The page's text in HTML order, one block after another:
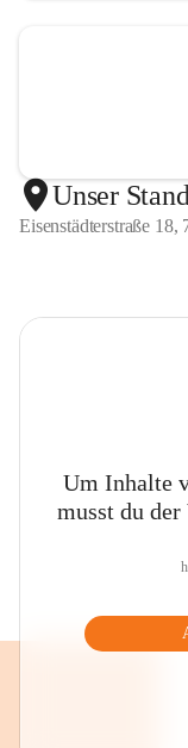
Unser
Eisenstädterstraße
Um Inhalte
musst du